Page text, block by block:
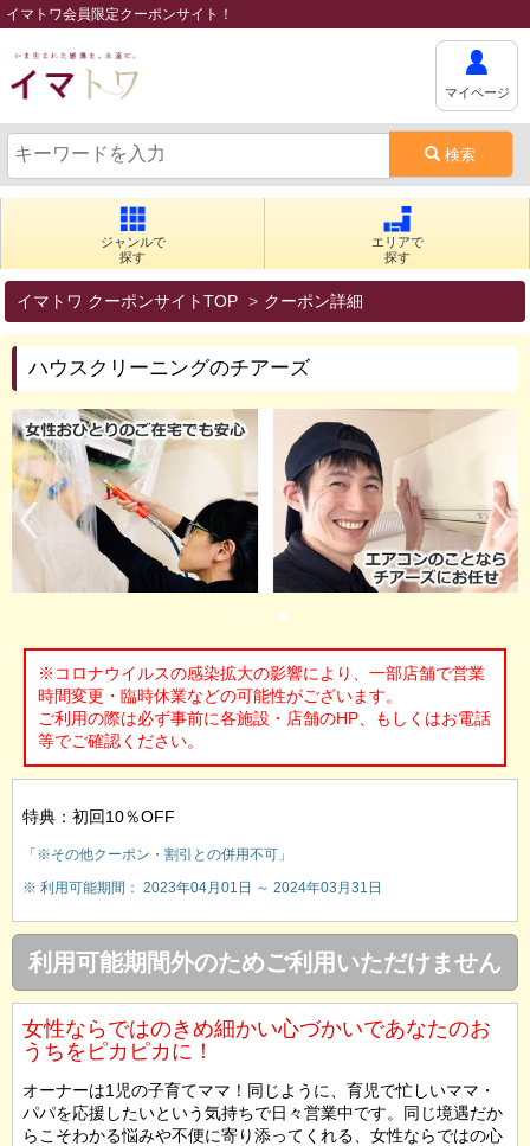
イマトワ会員限定クーポンサイト！
検索
マイページ
ジャンルで
探す
エリアで
探す
イマトワ クーポンサイトTOP クーポン詳細
ハウスクリーニングのチアーズ
※コロナウイルスの感染拡大の影響により、一部店舗で営業
時間変更・臨時休業などの可能性がございます。
ご利用の際は必ず事前に各施設・店舗のHP、もしくはお電話
等でご確認ください。
特典：初回10％OFF
「※その他クーポン・割引との併用不可」
※ 利用可能期間： 2023年04月01日 ～ 2024年03月31日
利用可能期間外のためご利用いただけません
女性ならではのきめ細かい心づかいであなたのお
うちをピカピカに！
オーナーは1児の子育てママ！同じように、育児で忙しいママ・
パパを応援したいという気持ちで日々営業中です。同じ境遇だか
らこそわかる悩みや不便に寄り添ってくれる、女性ならではの心